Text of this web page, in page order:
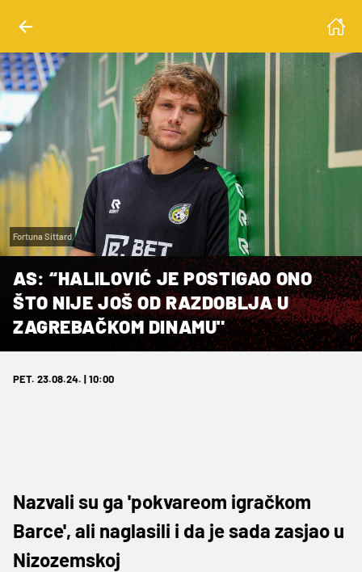
Fortuna Sittard
AS: “HALILOVIĆ JE POSTIGAO ONO
ŠTO NIJE JOŠ OD RAZDOBLJA U
ZAGREBAČKOM DINAMU"
PET. 23.08.24. | 10:00
Nazvali su ga 'pokvareom igračkom
Barce', ali naglasili i da je sada zasjao u
Nizozemskoj